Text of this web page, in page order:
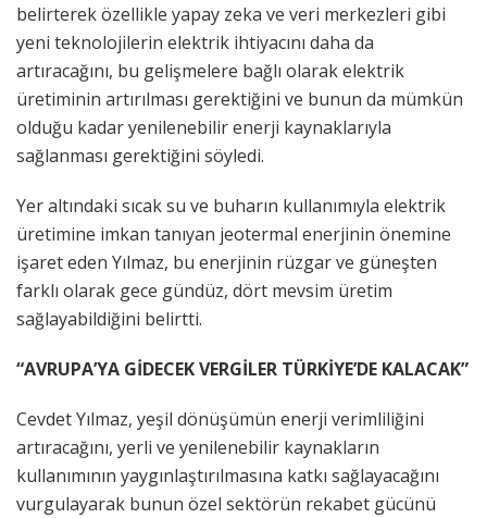
belirterek özellikle yapay zeka ve veri merkezleri gibi
yeni teknolojilerin elektrik ihtiyacını daha da
artıracağını, bu gelişmelere bağlı olarak elektrik
üretiminin artırılması gerektiğini ve bunun da mümkün
olduğu kadar yenilenebilir enerji kaynaklarıyla
sağlanması gerektiğini söyledi.
Yer altındaki sıcak su ve buharın kullanımıyla elektrik
üretimine imkan tanıyan jeotermal enerjinin önemine
işaret eden Yılmaz, bu enerjinin rüzgar ve güneşten
farklı olarak gece gündüz, dört mevsim üretim
sağlayabildiğini belirtti.
“AVRUPA’YA GİDECEK VERGİLER TÜRKİYE’DE KALACAK”
Cevdet Yılmaz, yeşil dönüşümün enerji verimliliğini
artıracağını, yerli ve yenilenebilir kaynakların
kullanımının yaygınlaştırılmasına katkı sağlayacağını
vurgulayarak bunun özel sektörün rekabet gücünü